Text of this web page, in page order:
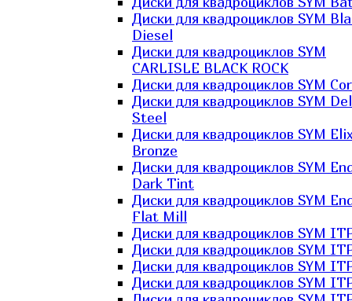
Диски для квадроциклов SYM
Diesel
Диски для квадроциклов SYM
CARLISLE BLACK ROCK
Диски для квадроциклов SYM
Диски для квадроциклов SYM
Steel
Диски для квадроциклов SYM
Bronze
Диски для квадроциклов SYM
Dark Tint
Диски для квадроциклов SYM
Flat Mill
Диски для квадроциклов SYM
Диски для квадроциклов SYM
Диски для квадроциклов SYM
Диски для квадроциклов SYM